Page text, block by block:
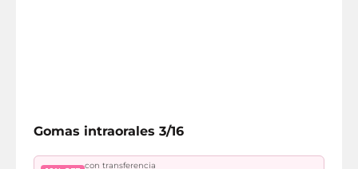
Gomas intraorales 3/16
con transferencia